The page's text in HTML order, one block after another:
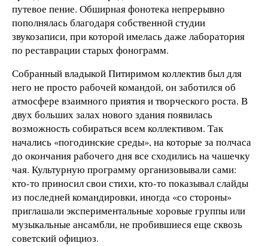
путевое пение. Обширная фонотека непрерывно
пополнялась благодаря собственной студии
звукозаписи, при которой имелась даже лаборатория
по реставрации старых фонограмм.
Собранный владыкой Питиримом коллектив был для
него не просто рабочей командой, он заботился об
атмосфере взаимного приятия и творческого роста. В
двух больших залах нового здания появилась
возможность собираться всем коллективом. Так
начались «погодинские среды», на которые за полчаса
до окончания рабочего дня все сходились на чашечку
чая. Культурную программу организовывали сами:
кто-то приносил свои стихи, кто-то показывал слайды
из последней командировки, иногда «со стороны»
приглашали экспериментальные хоровые группы или
музыкальные ансамбли, не пробившиеся еще сквозь
советский официоз.